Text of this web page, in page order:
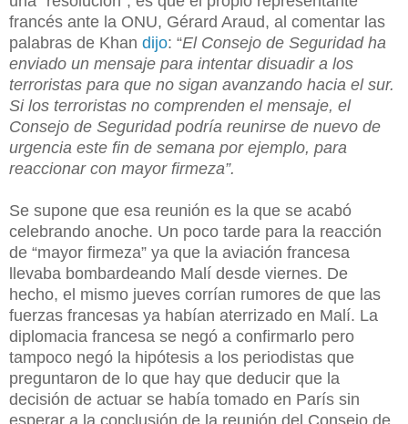
francés ante la ONU, Gérard Araud, al comentar las
palabras de Khan dijo: “El Consejo de Seguridad ha
enviado un mensaje para intentar disuadir a los
terroristas para que no sigan avanzando hacia el sur.
Si los terroristas no comprenden el mensaje, el
Consejo de Seguridad podría reunirse de nuevo de
urgencia este fin de semana por ejemplo, para
reaccionar con mayor firmeza”.
Se supone que esa reunión es la que se acabó
celebrando anoche. Un poco tarde para la reacción
de “mayor firmeza” ya que la aviación francesa
llevaba bombardeando Malí desde viernes. De
hecho, el mismo jueves corrían rumores de que las
fuerzas francesas ya habían aterrizado en Malí. La
diplomacia francesa se negó a confirmarlo pero
tampoco negó la hipótesis a los periodistas que
preguntaron de lo que hay que deducir que la
decisión de actuar se había tomado en París sin